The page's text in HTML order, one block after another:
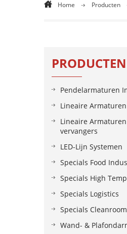
Home Producten
PRODUCTEN
Pendelarmaturen
Lineaire
Lineaire Armaturen
vervangers
LED-Lijn Systemen
Specials Food
Specials High
Specials Logistics
Specials Cleanroom
Wand- &